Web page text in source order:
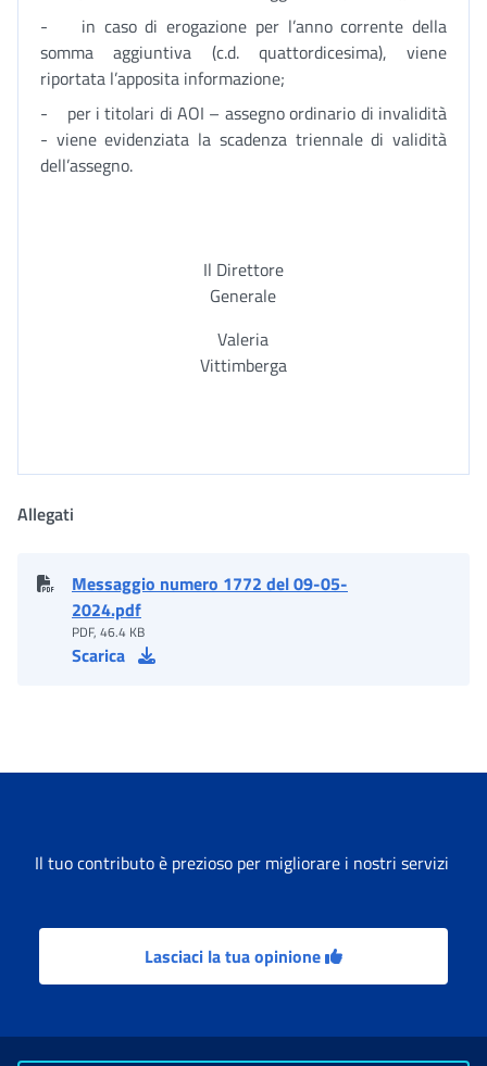
- in caso di erogazione per l’anno corrente della
somma aggiuntiva (c.d. quattordicesima), viene
riportata l’apposita informazione;
- per i titolari di AOI – assegno ordinario di invalidità
- viene evidenziata la scadenza triennale di validità
dell’assegno.
Il Direttore
Generale
Valeria
Vittimberga
Allegati
Messaggio numero 1772 del 09-05-
2024.pdf
PDF, 46.4 KB
Scarica
Il tuo contributo è prezioso per migliorare i nostri servizi
Lasciaci la tua opinione